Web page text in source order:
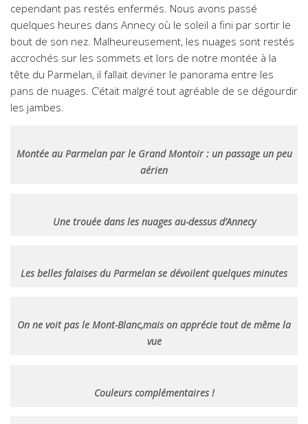
cependant pas restés enfermés. Nous avons passé
quelques heures dans Annecy où le soleil a fini par sortir le
bout de son nez. Malheureusement, les nuages sont restés
accrochés sur les sommets et lors de notre montée à la
tête du Parmelan, il fallait deviner le panorama entre les
pans de nuages. C’était malgré tout agréable de se dégourdir
les jambes.
Montée au Parmelan par le Grand Montoir : un passage un peu
aérien
Une trouée dans les nuages au-dessus d’Annecy
Les belles falaises du Parmelan se dévoilent quelques minutes
On ne voit pas le Mont-Blanc,mais on apprécie tout de même la
vue
Couleurs complémentaires !